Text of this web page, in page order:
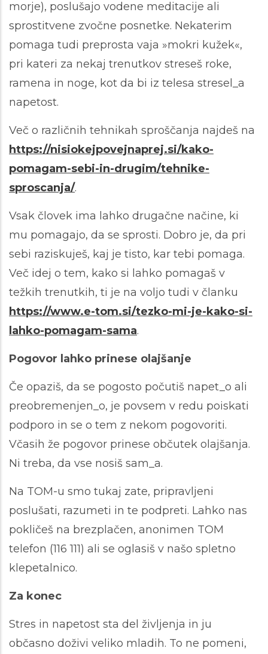
morje), poslušajo vodene meditacije ali
sprostitvene zvočne posnetke. Nekaterim
pomaga tudi preprosta vaja »mokri kužek«,
pri kateri za nekaj trenutkov streseš roke,
ramena in noge, kot da bi iz telesa stresel_a
napetost.
Več o različnih tehnikah sproščanja najdeš na
https://nisiokejpovejnaprej.si/kako-
pomagam-sebi-in-drugim/tehnike-
sproscanja/.
Vsak človek ima lahko drugačne načine, ki
mu pomagajo, da se sprosti. Dobro je, da pri
sebi raziskuješ, kaj je tisto, kar tebi pomaga.
Več idej o tem, kako si lahko pomagaš v
težkih trenutkih, ti je na voljo tudi v članku
https://www.e-tom.si/tezko-mi-je-kako-si-
lahko-pomagam-sama.
Pogovor lahko prinese olajšanje
Če opaziš, da se pogosto počutiš napet_o ali
preobremenjen_o, je povsem v redu poiskati
podporo in se o tem z nekom pogovoriti.
Včasih že pogovor prinese občutek olajšanja.
Ni treba, da vse nosiš sam_a.
Na TOM-u smo tukaj zate, pripravljeni
poslušati, razumeti in te podpreti. Lahko nas
pokličeš na brezplačen, anonimen TOM
telefon (116 111) ali se oglasiš v našo spletno
klepetalnico.
Za konec
Stres in napetost sta del življenja in ju
občasno doživi veliko mladih. To ne pomeni,